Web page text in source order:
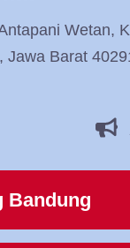
Wetan,
Jawa Barat
Bandung